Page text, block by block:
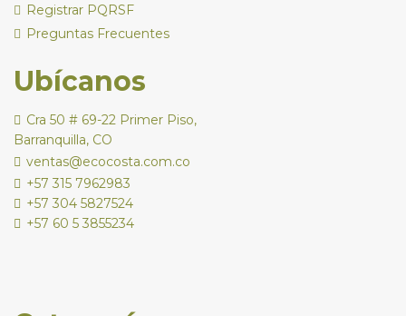
Registrar PQRSF
Preguntas Frecuentes
Ubícanos
Cra 50 # 69-22 Primer Piso,
Barranquilla, CO
ventas@ecocosta.com.co
+57 315 7962983
+57 304 5827524
+57 60 5 3855234